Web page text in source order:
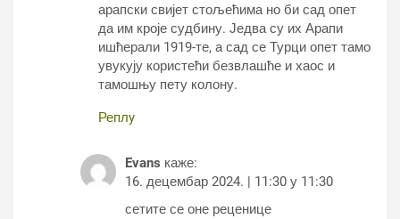
арапски свијет стољећима но би сад опет
да им кроје судбину. Једва су их Арапи
ишћерали 1919-те, а сад се Турци опет тамо
увукују користећи безвлашће и хаос и
тамошњу пету колону.
Реплy
Evans каже:
16. децембар 2024. | 11:30 у 11:30
сетите се оне реценице